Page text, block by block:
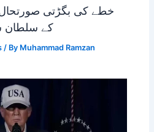
خطے کی بگڑتی
کے سلطان
/ By Muhammad Ramzan